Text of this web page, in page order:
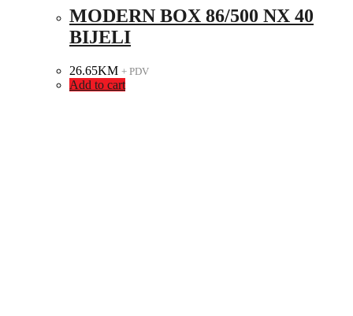
MODERN BOX 86/500 NX 40
BIJELI
26.65KM + PDV
Add to cart